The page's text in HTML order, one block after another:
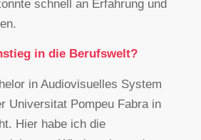
schnell an Erfahrung und
in die Berufswelt?
in Audiovisuelles System
Universitat Pompeu Fabra in
Hier habe ich die